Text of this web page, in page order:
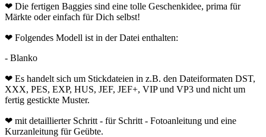
❤ Die fertigen Baggies sind eine tolle Geschenkidee, prima für
Märkte oder einfach für Dich selbst!
❤ Folgendes Modell ist in der Datei enthalten:
- Blanko
❤ Es handelt sich um Stickdateien in z.B. den Dateiformaten DST,
XXX, PES, EXP, HUS, JEF, JEF+, VIP und VP3 und nicht um
fertig gestickte Muster.
❤ mit detaillierter Schritt - für Schritt - Fotoanleitung und eine
Kurzanleitung für Geübte.